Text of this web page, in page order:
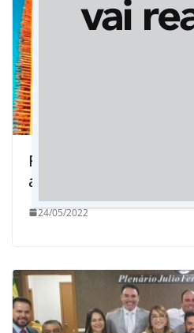
Festa da Fogueira: Em
a capital nacional do
24/05/2022